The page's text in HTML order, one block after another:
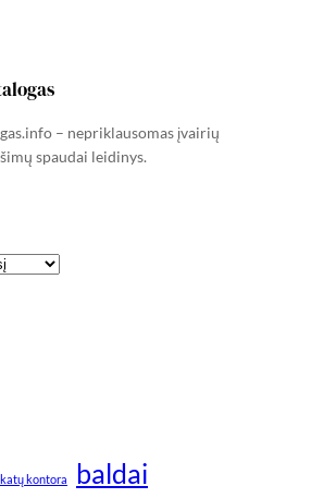
– nepriklausomas įvairių
spaudai leidinys.
kontora baldai